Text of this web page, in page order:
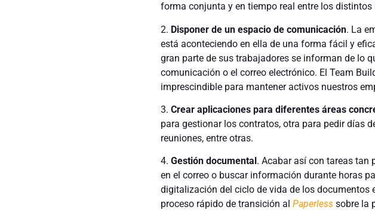
forma conjunta y en tiempo real entre los
2. Disponer de un espacio de comunicación. La
está aconteciendo en ella de una forma fácil y
gran parte de sus trabajadores se informan de lo
comunicación o el correo electrónico. El Team
imprescindible para mantener activos nuestros
3. Crear aplicaciones para diferentes áreas
para gestionar los contratos, otra para pedir días
reuniones, entre otras.
4. Gestión documental . Acabar así con tareas tan
en el correo o buscar información durante horas
digitalización del ciclo de vida de los documentos
proceso rápido de transición al Paperlesssobre la